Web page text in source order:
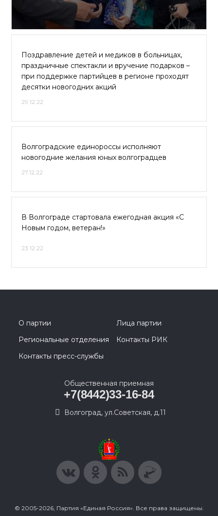
Поздравление детей и медиков в больницах,
праздничные спектакли и вручение подарков –
при поддержке партийцев в регионе проходят
десятки новогодних акций
29.12.22
Волгоградские единороссы исполняют
новогодние желания юных волгоградцев
27.12.22
В Волгограде стартовала ежегодная акция «С
Новым годом, ветеран!»
23.12.22
О партии
Лица партии
Региональные отделения
Контакты РИК
Контакты пресс-службы
Общественная приемная
+7(8442)33-16-84
Волгоград, ул.Советская, д.11
© 2005-2026, Партия «Единая Россия». Все права защищены.